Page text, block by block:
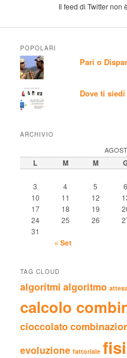
Il feed di Twitter non
POPOLARI
Pari o
Dove ti
ARCHIVIO
L M M
3
4 5 6
10
11 12
17
18 19
24
25 26
31
« Set
TAG CLOUD
algoritmi algoritmo
calcolo
cioccolato
evoluzione fattoriale